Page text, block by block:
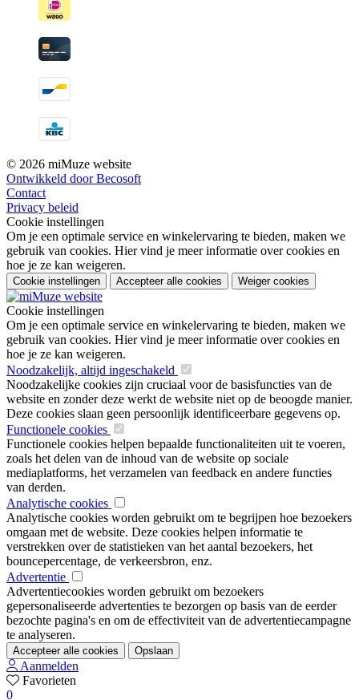
© 2026 miMuze website
Ontwikkeld door Becosoft
Contact
Privacy beleid
Cookie instellingen
Om je een optimale service en winkelervaring te bieden, maken we
gebruik van cookies. Hier vind je meer informatie over cookies en
hoe je ze kan weigeren.
Cookie instellingen Accepteer alle cookies Weiger cookies
Cookie instellingen
Om je een optimale service en winkelervaring te bieden, maken we
gebruik van cookies. Hier vind je meer informatie over cookies en
hoe je ze kan weigeren.
Noodzakelijk, altijd ingeschakeld
Noodzakelijke cookies zijn cruciaal voor de basisfuncties van de
website en zonder deze werkt de website niet op de beoogde manier.
Deze cookies slaan geen persoonlijk identificeerbare gegevens op.
Functionele cookies
Functionele cookies helpen bepaalde functionaliteiten uit te voeren,
zoals het delen van de inhoud van de website op sociale
mediaplatforms, het verzamelen van feedback en andere functies
van derden.
Analytische cookies
Analytische cookies worden gebruikt om te begrijpen hoe bezoekers
omgaan met de website. Deze cookies helpen informatie te
verstrekken over de statistieken van het aantal bezoekers, het
bouncepercentage, de verkeersbron, enz.
Advertentie
Advertentiecookies worden gebruikt om bezoekers
gepersonaliseerde advertenties te bezorgen op basis van de eerder
bezochte pagina's en om de effectiviteit van de advertentiecampagne
te analyseren.
Accepteer alle cookies Opslaan
Aanmelden
Favorieten
0